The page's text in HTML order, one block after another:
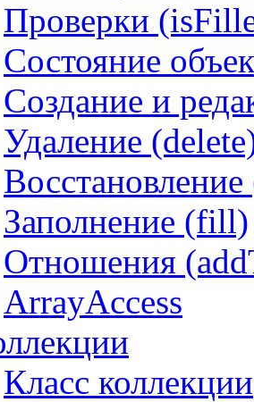
Проверки
Состояние
Создание и
Удаление
Заполнение (fill)
Отношения
ArrayAccess
Класс коллекции